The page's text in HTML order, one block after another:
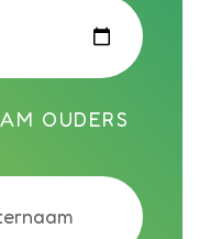
OUDERS